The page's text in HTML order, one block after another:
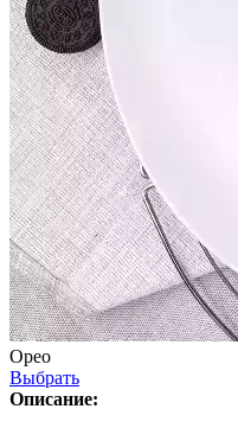
Орео
Выбрать
Описание: